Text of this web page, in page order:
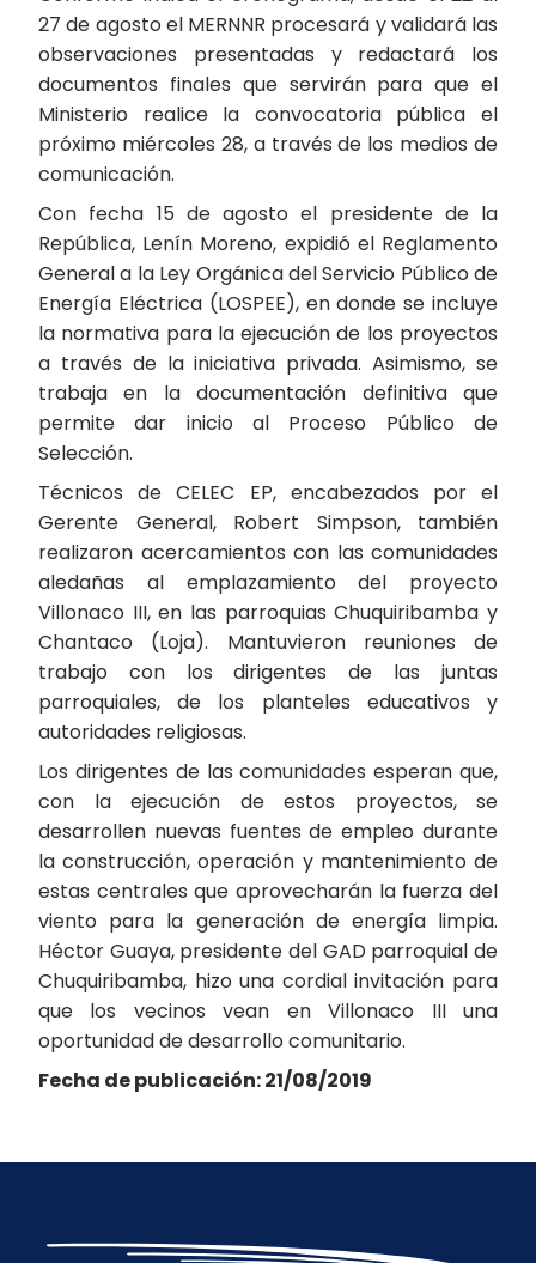
27 de agosto el MERNNR procesará y validará las
observaciones presentadas y redactará los
documentos finales que servirán para que el
Ministerio realice la convocatoria pública el
próximo miércoles 28, a través de los medios de
comunicación.
Con fecha 15 de agosto el presidente de la
República, Lenín Moreno, expidió el Reglamento
General a la Ley Orgánica del Servicio Público de
Energía Eléctrica (LOSPEE), en donde se incluye
la normativa para la ejecución de los proyectos
a través de la iniciativa privada. Asimismo, se
trabaja en la documentación definitiva que
permite dar inicio al Proceso Público de
Selección.
Técnicos de CELEC EP, encabezados por el
Gerente General, Robert Simpson, también
realizaron acercamientos con las comunidades
aledañas al emplazamiento del proyecto
Villonaco III, en las parroquias Chuquiribamba y
Chantaco (Loja). Mantuvieron reuniones de
trabajo con los dirigentes de las juntas
parroquiales, de los planteles educativos y
autoridades religiosas.
Los dirigentes de las comunidades esperan que,
con la ejecución de estos proyectos, se
desarrollen nuevas fuentes de empleo durante
la construcción, operación y mantenimiento de
estas centrales que aprovecharán la fuerza del
viento para la generación de energía limpia.
Héctor Guaya, presidente del GAD parroquial de
Chuquiribamba, hizo una cordial invitación para
que los vecinos vean en Villonaco III una
oportunidad de desarrollo comunitario.
Fecha de publicación: 21/08/2019